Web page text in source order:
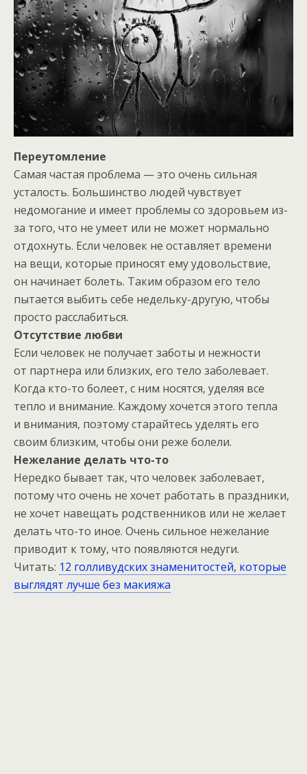
Переутомление
Самая частая проблема — это очень сильная
усталость. Большинство людей чувствует
недомогание и имеет проблемы со здоровьем из-
за того, что не умеет или не может нормально
отдохнуть. Если человек не оставляет времени
на вещи, которые приносят ему удовольствие,
он начинает болеть. Таким образом его тело
пытается выбить себе недельку-другую, чтобы
просто расслабиться.
Отсутствие любви
Если человек не получает заботы и нежности
от партнера или близких, его тело заболевает.
Когда кто-то болеет, с ним носятся, уделяя все
тепло и внимание. Каждому хочется этого тепла
и внимания, поэтому старайтесь уделять его
своим близким, чтобы они реже болели.
Нежелание делать что-то
Нередко бывает так, что человек заболевает,
потому что очень не хочет работать в праздники,
не хочет навещать родственников или не желает
делать что-то иное. Очень сильное нежелание
приводит к тому, что появляются недуги.
Читать: 12 голливудских знаменитостей, которые
выглядят лучше без макияжа